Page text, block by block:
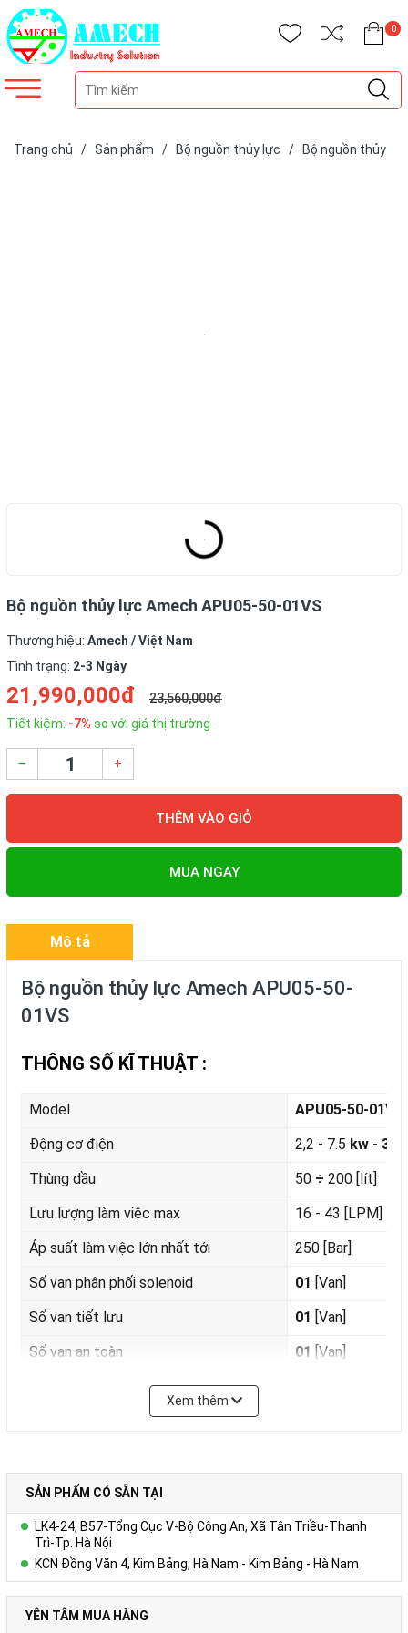
0
Trang chủ / Sản phẩm / Bộ nguồn thủy lực /
Bộ nguồn thủy
Bộ nguồn thủy lực Amech APU05-50-01VS
Thương hiệu: Amech / Việt Nam
Tình trạng: 2-3 Ngày
21,990,000đ
23,560,000đ
Tiết kiệm: -7% so với giá thị trường
– +
THÊM VÀO GIỎ
MUA NGAY
Mô tả
Bộ nguồn thủy lực Amech APU05-50-
01VS
THÔNG SỐ KĨ THUẬT :
Model
APU05-50-01VS
Động cơ điện
2,2 - 7.5 kw - 3
Thùng dầu
50 ÷ 200 [lít]
Lưu lượng làm việc max
16 - 43 [LPM]
Áp suất làm việc lớn nhất tới
250 [Bar]
Số van phân phối solenoid
01 [Van]
Số van tiết lưu
01 [Van]
Số van an toàn
01 [Van]
Nhiệt độ làm việc (Temperature)
Phụ kiện (Tùy chọn: Làm mát, van an
Xuất xứ
Amech - VietNam
Liên hệ trực tiếp số hotline để được
tư vấn
09.3838.8583
Xem thêm
SẢN PHẨM CÓ SẴN TẠI
LK4-24, B57-Tổng Cục V-Bộ Công An, Xã Tân Triều-Thanh
Trì-Tp. Hà Nội
KCN Đồng Văn 4, Kim Bảng, Hà Nam - Kim Bảng - Hà Nam
YÊN TÂM MUA HÀNG